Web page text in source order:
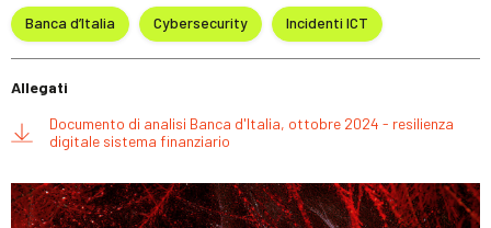
Banca d’Italia Cybersecurity Incidenti ICT
Allegati
Documento di analisi Banca d'Italia, ottobre 2024 - resilienza
digitale sistema finanziario